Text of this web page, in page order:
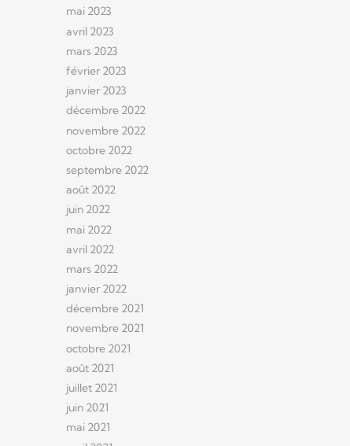
mai 2023
avril 2023
mars 2023
février 2023
janvier 2023
décembre 2022
novembre 2022
octobre 2022
septembre 2022
août 2022
juin 2022
mai 2022
avril 2022
mars 2022
janvier 2022
décembre 2021
novembre 2021
octobre 2021
août 2021
juillet 2021
juin 2021
mai 2021